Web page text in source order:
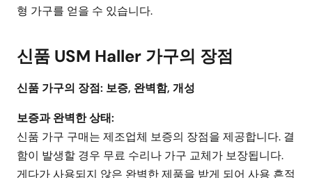
형 가구를 얻을 수 있습니다.
신품 USM Haller 가구의 장점
신품 가구의 장점: 보증, 완벽함, 개성
보증과 완벽한 상태:
신품 가구 구매는 제조업체 보증의 장점을 제공합니다. 결
함이 발생할 경우 무료 수리나 가구 교체가 보장됩니다.
게다가 사용되지 않은 완벽한 제품을 받게 되어 사용 흔적